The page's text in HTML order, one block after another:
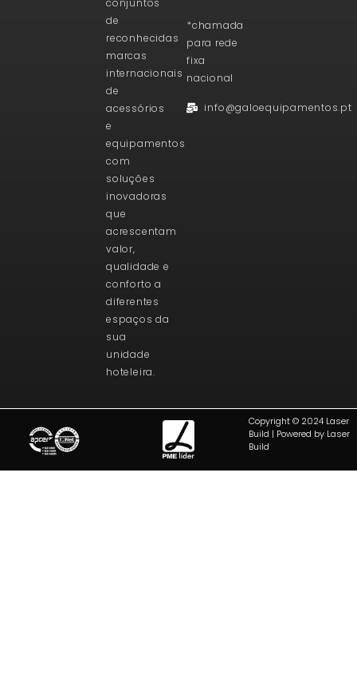
conjuntos
de
reconhecidas
marcas
internacionais
de
acessórios
e
equipamentos
com
soluções
inovadoras
que
acrescentam
valor,
qualidade e
conforto a
diferentes
espaços da
sua
unidade
hoteleira.
*chamada
para rede
fixa
nacional
info@galoequipamentos.pt
Copyright © 2024 Laser
Build | Powered by Laser
Build